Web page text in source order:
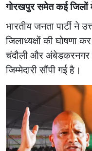
गोरखपुर समेत कई जिलों
भारतीय जनता पार्टी ने
जिलाध्यक्षों की घोषणा
चंदौली और
जिम्मेदारी सौंपी गई है।